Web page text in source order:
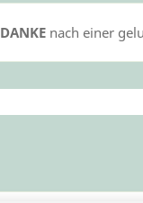
DANKE nach einer